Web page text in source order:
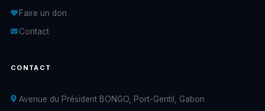
Faire un don
Contact
CONTACT
Avenue du Président BONGO, Port-Gentil, Gabon